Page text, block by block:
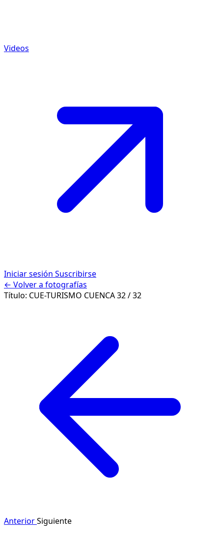
Videos
Iniciar sesión Suscribirse
← Volver a fotografías
Título: CUE-TURISMO CUENCA32 / 32
AnteriorSiguiente